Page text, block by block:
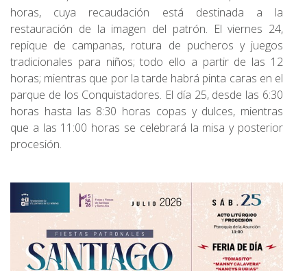
horas, cuya recaudación está destinada a la
restauración de la imagen del patrón. El viernes 24,
repique de campanas, rotura de pucheros y juegos
tradicionales para niños; todo ello a partir de las 12
horas; mientras que por la tarde habrá pinta caras en el
parque de los Conquistadores. El día 25, desde las 6:30
horas hasta las 8:30 horas copas y dulces, mientras
que a las 11:00 horas se celebrará la misa y posterior
procesión.